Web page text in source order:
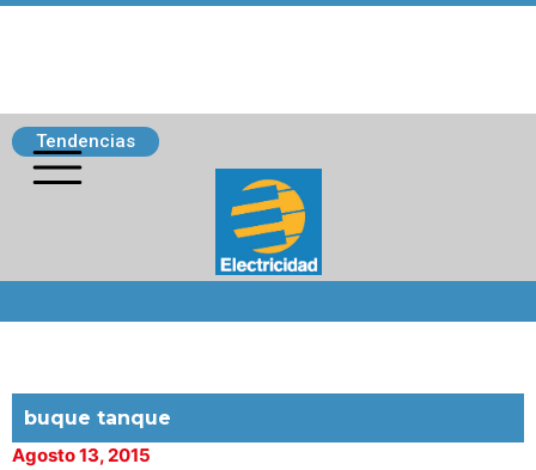
Tendencias
buque tanque
Agosto 13, 2015